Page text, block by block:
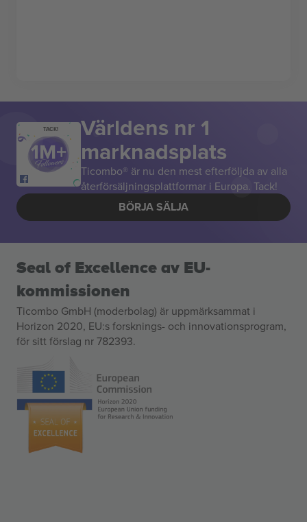
TACK! Världens nr 1
marknadsplats
Ticombo® är nu den mest efterföljda av alla
återförsäljningsplattformar i Europa. Tack!
BÖRJA SÄLJA
Seal of Excellence av EU-
kommissionen
Ticombo GmbH (moderbolag) är uppmärksammat i
Horizon 2020, EU:s forsknings- och innovationsprogram,
för sitt förslag nr 782393.